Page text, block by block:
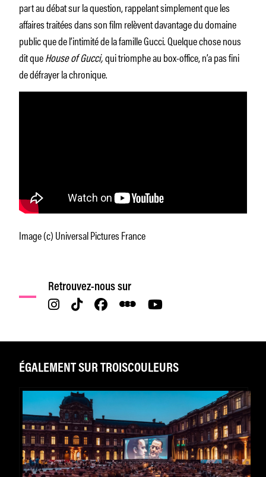
part au débat sur la question, rappelant simplement que les
affaires traitées dans son film relèvent davantage du domaine
public que de l’intimité de la famille Gucci. Quelque chose nous
dit queHouse of Gucci,qui triomphe au box-office, n’a pas fini
de défrayer la chronique.
Image (c) Universal Pictures France
Retrouvez-nous sur
ÉGALEMENT SUR TROISCOULEURS